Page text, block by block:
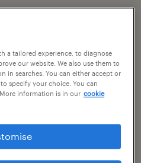
a tailored experience, to diagnose
our website. We also use them to
in searches. You can either accept or
specify your choice. You can
information is in our cookie